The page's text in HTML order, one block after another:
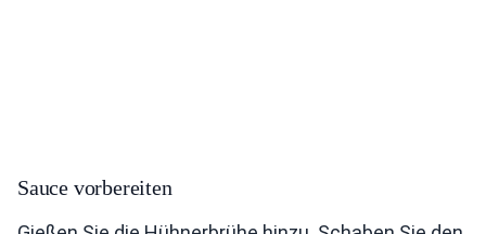
Sauce vorbereiten